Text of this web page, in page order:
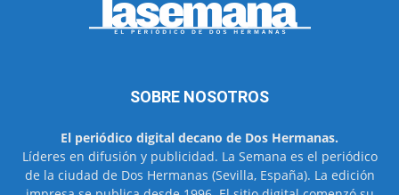
SOBRE NOSOTROS
El periódico digital decano de Dos Hermanas.
Líderes en difusión y publicidad. La Semana es el periódico
de la ciudad de Dos Hermanas (Sevilla, España). La edición